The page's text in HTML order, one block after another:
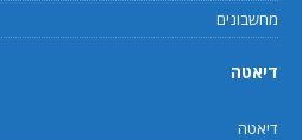
מחשבונים
דיאטה
דיאטה